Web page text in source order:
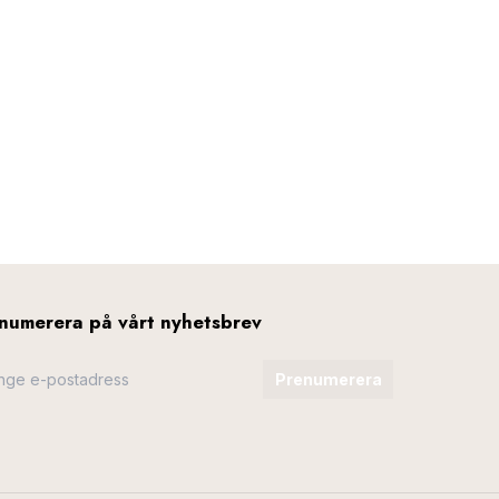
på vårt nyhetsbrev
Prenumerera